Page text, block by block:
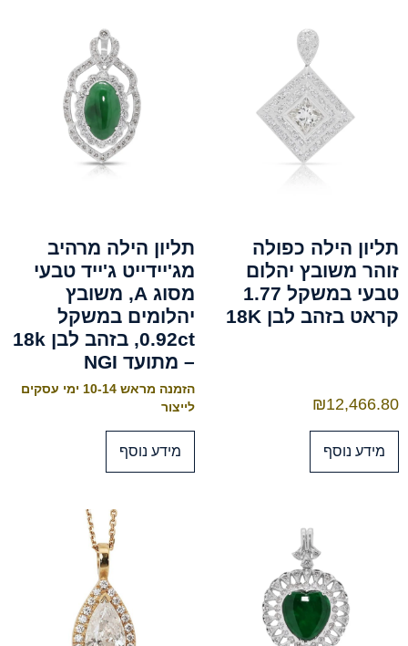
תליון הילה כפולה
זוהר משובץ יהלום
טבעי במשקל 1.77
קראט בזהב לבן 18K
₪12,466.80
מידע נוסף
תליון הילה מרהיב
מג'יידייט ג'ייד טבעי
מסוג A, משובץ
יהלומים במשקל
0.92ct, בזהב לבן 18k
– מתועד NGI
הזמנה מראש 10-14 ימי עסקים
לייצור
מידע נוסף